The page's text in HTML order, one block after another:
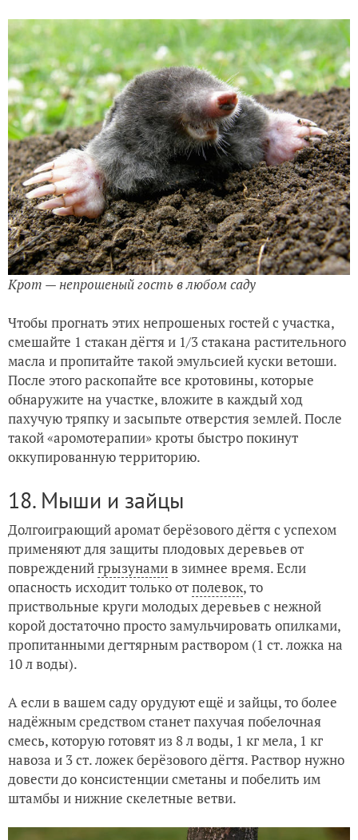
Крот — непрошеный гость в любом саду
Чтобы прогнать этих непрошеных гостей с участка,
смешайте 1 стакан дёгтя и 1/3 стакана растительного
масла и пропитайте такой эмульсией куски ветоши.
После этого раскопайте все кротовины, которые
обнаружите на участке, вложите в каждый ход
пахучую тряпку и засыпьте отверстия землей. После
такой «аромотерапии» кроты быстро покинут
оккупированную территорию.
18. Мыши и зайцы
Долгоиграющий аромат берёзового дёгтя с успехом
применяют для защиты плодовых деревьев от
поврежденийгрызунамив зимнее время. Если
опасность исходит только отполевок, то
приствольные круги молодых деревьев с нежной
корой достаточно просто замульчировать опилками,
пропитанными дегтярным раствором (1 ст. ложка на
10 л воды).
А если в вашем саду орудуют ещё и зайцы, то более
надёжным средством станет пахучая побелочная
смесь, которую готовят из 8 л воды, 1 кг мела, 1 кг
навоза и 3 ст. ложек берёзового дёгтя. Раствор нужно
довести до консистенции сметаны и побелить им
штамбы и нижние скелетные ветви.